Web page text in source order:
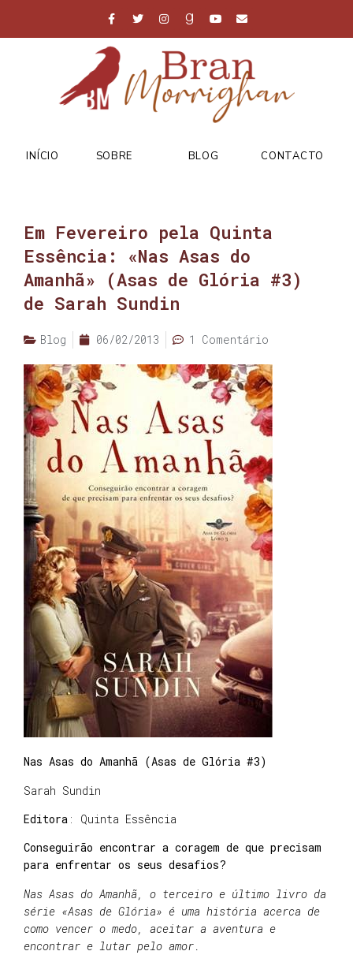
INÍCIO SOBRE BLOG CONTACTO
Em Fevereiro pela Quinta
Essência: «Nas Asas do
Amanhã» (Asas de Glória #3)
de Sarah Sundin
Blog 06/02/2013 1 Comentário
Nas Asas do Amanhã (Asas de Glória #3)
Sarah Sundin
Editora : Quinta Essência
Conseguirão encontrar a coragem de que precisam
para enfrentar os seus desafios?
Nas Asas do Amanhã, o terceiro e último livro da
série «Asas de Glória» é uma história acerca de
como vencer o medo, aceitar a aventura e
encontrar e lutar pelo amor.